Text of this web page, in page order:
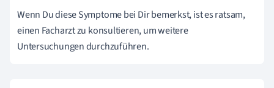
Wenn Du diese Symptome bei Dir bemerkst, ist es ratsam,
einen Facharzt zu konsultieren, um weitere
Untersuchungen durchzuführen.